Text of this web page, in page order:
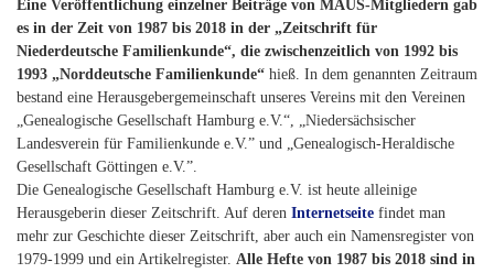
Eine Veröffentlichung einzelner Beiträge von MAUS-Mitgliedern gab
es in der Zeit von 1987 bis 2018 in der „Zeitschrift für
Niederdeutsche Familienkunde“, die zwischenzeitlich von 1992 bis
1993 „Norddeutsche Familienkunde“ hieß. In dem genannten Zeitraum
bestand eine Herausgebergemeinschaft unseres Vereins mit den Vereinen
„Genealogische Gesellschaft Hamburg e.V.“, „Niedersächsischer
Landesverein für Familienkunde e.V.” und „Genealogisch-Heraldische
Gesellschaft Göttingen e.V.”.
Die Genealogische Gesellschaft Hamburg e.V. ist heute alleinige
Herausgeberin dieser Zeitschrift. Auf deren Internetseite findet man
mehr zur Geschichte dieser Zeitschrift, aber auch ein Namensregister von
1979-1999 und ein Artikelregister. Alle Hefte von 1987 bis 2018 sind in